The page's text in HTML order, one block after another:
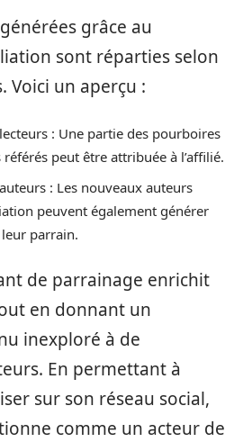
grâce au
sont réparties selon
Voici un aperçu :
: Une partie des pourboires
peut être attribuée à l’affilié.
: Les nouveaux auteurs
peuvent également générer
parrain.
de parrainage enrichit
en donnant un
inexploré à de
En permettant à
sur son réseau social,
comme un acteur de